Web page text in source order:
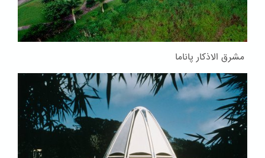
مشرق الاذکار پاناما